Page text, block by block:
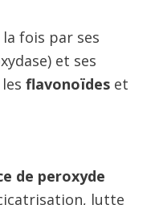
fois par ses
et ses
flavonoïdes et
de peroxyde
lutte